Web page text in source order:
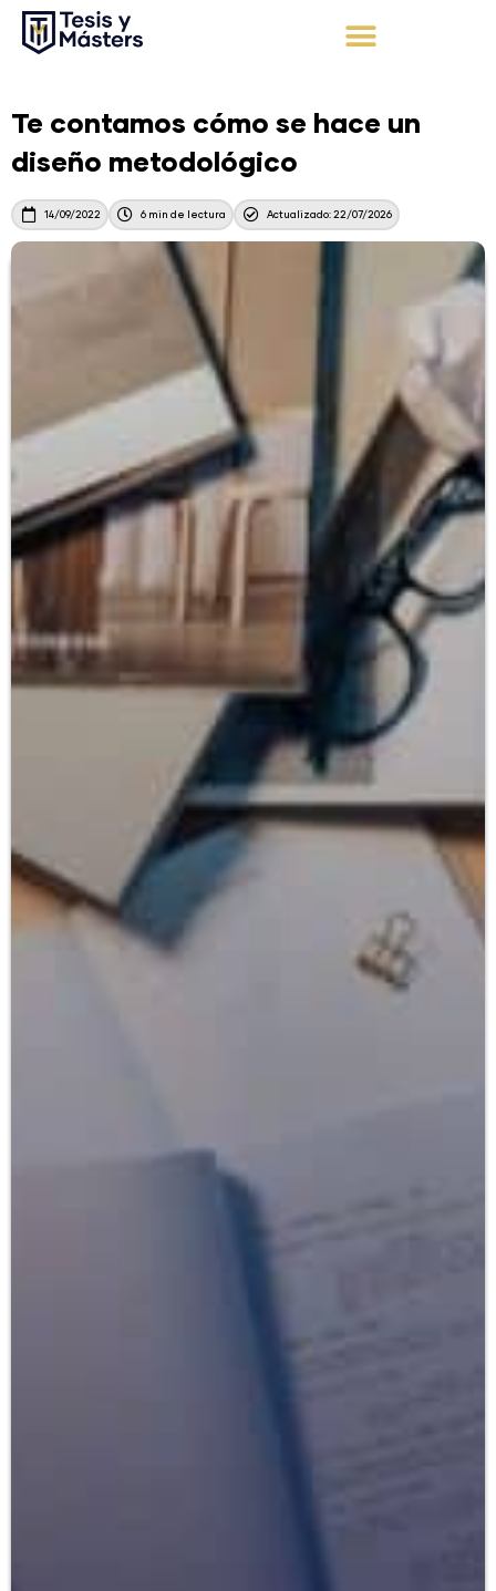
Te contamos cómo se hace un
diseño metodológico
14/09/2022 6 min de lectura Actualizado: 22/07/2026